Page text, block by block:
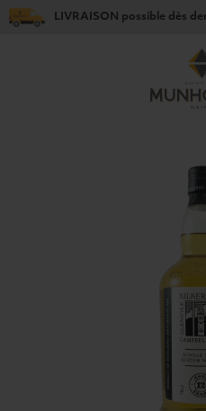
LIVRAISON possible dès